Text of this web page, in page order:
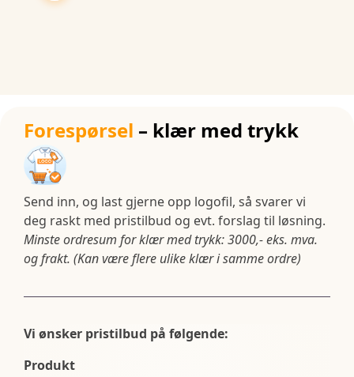
Forespørsel – klær med trykk
Send inn, og last gjerne opp logofil, så svarer vi
deg raskt med pristilbud og evt. forslag til løsning.
Minste ordresum for klær med trykk: 3000,- eks. mva.
og frakt. (Kan være flere ulike klær i samme ordre)
Vi ønsker pristilbud på følgende:
Produkt